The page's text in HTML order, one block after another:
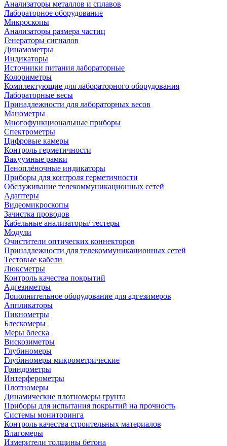
Анализаторы металлов и сплавов
Лабораторное оборудование
Микроскопы
Анализаторы размера частиц
Генераторы сигналов
Динамометры
Индикаторы
Источники питания лабораторные
Колориметры
Комплектующие для лабораторного оборудования
Лабораторные весы
Принадлежности для лабораторных весов
Манометры
Многофункциональные приборы
Спектрометры
Цифровые камеры
Контроль герметичности
Вакуумные рамки
Пеноплёночные индикаторы
Приборы для контроля герметичности
Обслуживание телекоммуникационных сетей
Адаптеры
Видеомикроскопы
Зачистка проводов
Кабельные анализаторы/ тестеры
Модули
Очистители оптических коннекторов
Принадлежности для телекоммуникационных сетей
Тестовые кабели
Люксметры
Контроль качества покрытий
Адгезиметры
Дополнительное оборудование для адгезимеров
Аппликаторы
Пикнометры
Блескомеры
Меры блеска
Вискозиметры
Глубиномеры
Глубиномеры микрометрические
Гриндометры
Интерферометры
Плотномеры
Динамические плотномеры грунта
Приборы для испытания покрытий на прочность
Системы мониторинга
Контроль качества строительных материалов
Влагомеры
Измерители толщины бетона